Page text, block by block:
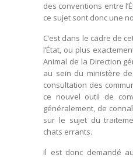
des conventions entre
ce sujet sont donc une
C’est dans le cadre de
l’État, ou plus
Animal de la Direction
au sein du ministère de
consultation des
ce nouvel outil de
généralement, de
sur le sujet du
chats errants.
Il est donc demandé